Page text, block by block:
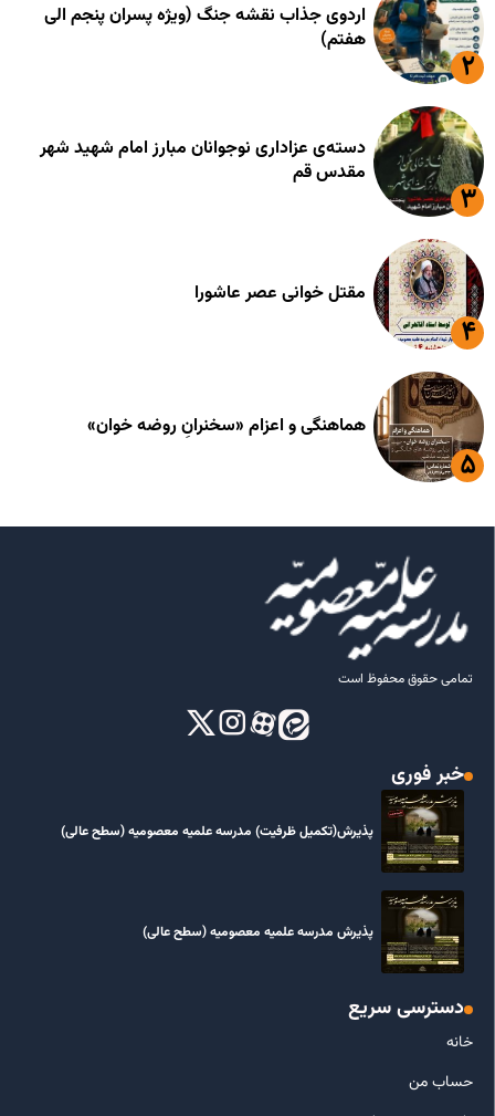
اردوی جذاب نقشه جنگ (ویژه پسران پنجم الی
هفتم)
دسته‌ی عزاداری نوجوانان مبارز امام شهید شهر
مقدس قم
مقتل خوانی عصر عاشورا
هماهنگی و اعزام «سخنرانِ روضه خوان»
تمامی حقوق محفوظ است
خبر فوری
پذیرش(تکمیل ظرفیت) مدرسه علمیه معصومیه‌ (سطح عالی)
پذیرش مدرسه علمیه معصومیه‌ (سطح عالی)
دسترسی سریع
خانه
حساب من